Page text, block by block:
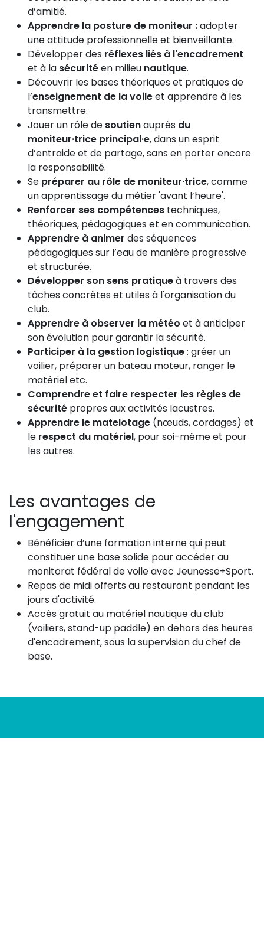
d’amitié.
Apprendre la posture de moniteur :adopter
une attitude professionnelle et bienveillante.
Développer des réflexes liés à l'encadrement
et à la sécuritéen milieu nautique.
Découvrir les bases théoriques et pratiques de
l’enseignement de la voileet apprendre à les
transmettre.
Jouer un rôle de soutienauprès du
moniteur·trice principal·e, dans un esprit
d’entraide et de partage, sans en porter encore
la responsabilité.
Se préparer au rôle de moniteur·trice, comme
un apprentissage du métier 'avant l’heure'.
Renforcer ses compétences techniques,
théoriques, pédagogiques et en communication.
Apprendre à animer des séquences
pédagogiques sur l’eau de manière progressive
et structurée.
Développer son sens pratiqueà travers des
tâches concrètes et utiles à l'organisation du
club.
Apprendre à observer la météo et à anticiper
son évolution pour garantir la sécurité.
Participer à la gestion logistique: gréer un
voilier, préparer un bateau moteur, ranger le
matériel etc.
Comprendre et faire respecter les règles de
sécurité propres aux activités lacustres.
Apprendre le matelotage (nœuds, cordages) et
le respect du matériel, pour soi-même et pour
les autres.
Les avantages de
l'engagement
Bénéficier d’une formation interne qui peut
constituer une base solide pour accéder au
monitorat fédéral de voile avec Jeunesse+Sport.
Repas de midi offerts au restaurant pendant les
jours d'activité.
Accès gratuit au matériel nautique du club
(voiliers, stand-up paddle) en dehors des heures
d'encadrement, sous la supervision du chef de
base.